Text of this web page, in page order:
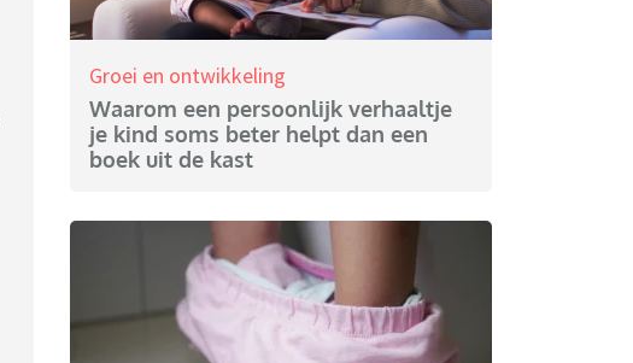
Groei en ontwikkeling
Waarom een persoonlijk verhaaltje
je kind soms beter helpt dan een
boek uit de kast